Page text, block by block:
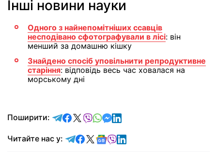
Інші новини науки
Одного з найнепомітніших ссавців
несподівано сфотографували в лісі: він
менший за домашню кішку
Знайдено спосіб уповільнити репродуктивне
старіння: відповідь весь час ховалася на
морському дні
Поширити: відправити у Telegram
поділитись у Facebook
поділитись у X
відправити у Viber
відправити у Whatsapp
відправити у Messenger
відправити у LinkedIn
Читайте нас у: Читайте у Telegram
Читайте у Facebook
Читайте у X
Читайте у Google news
Читайте у Viber
Читайте у LinkedIn